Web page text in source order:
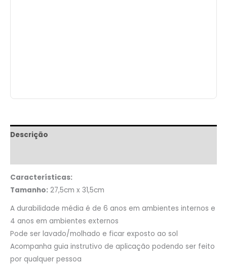
Descrição
Características:
Tamanho: 27,5cm x 31,5cm
A durabilidade média é de 6 anos em ambientes internos e
4 anos em ambientes externos
Pode ser lavado/molhado e ficar exposto ao sol
Acompanha guia instrutivo de aplicação podendo ser feito
por qualquer pessoa